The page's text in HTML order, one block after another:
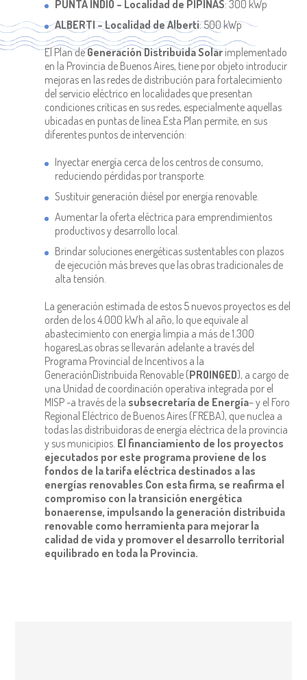
PUNTA INDIO – Localidad de PIPINAS: 300 kWp
ALBERTI – Localidad de Alberti: 500 kWp
El Plan deGeneración Distribuida Solar implementado
en la Provincia de Buenos Aires, tiene por objeto introducir
mejoras en las redes de distribución para fortalecimiento
del servicio eléctrico en localidades que presentan
condiciones críticas en sus redes, especialmente aquellas
ubicadas en puntas de línea.Esta Plan permite, en sus
diferentes puntos de intervención:
Inyectar energía cerca de los centros de consumo,
reduciendo pérdidas por transporte.
Sustituir generación diésel por energía renovable.
Aumentar la oferta eléctrica para emprendimientos
productivos y desarrollo local.
Brindar soluciones energéticas sustentables con plazos
de ejecución más breves que las obras tradicionales de
alta tensión.
La generación estimada de estos 5 nuevos proyectos es del
orden de los 4.000 kWh al año, lo que equivale al
abastecimiento con energía limpia a más de 1.300
hogaresLas obras se llevarán adelante a través del
Programa Provincial de Incentivos a la
GeneraciónDistribuida Renovable (PROINGED), a cargo de
una Unidad de coordinación operativa integrada por el
MISP -a través de la subsecretaría de Energía– y el Foro
Regional Eléctrico de Buenos Aires (FREBA), que nuclea a
todas las distribuidoras de energía eléctrica de la provincia
y sus municipios. El financiamiento de los proyectos
ejecutados por este programa proviene de los
fondos de la tarifa eléctrica destinados a las
energías renovables Con esta firma, se reafirma el
compromiso con la transición energética
bonaerense, impulsando la generación distribuida
renovable como herramienta para mejorar la
calidad de vida y promover el desarrollo territorial
equilibrado en toda la Provincia.